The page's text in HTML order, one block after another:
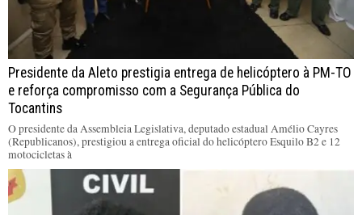
Presidente da Aleto prestigia entrega de helicóptero à PM-TO
e reforça compromisso com a Segurança Pública do
Tocantins
O presidente da Assembleia Legislativa, deputado estadual Amélio Cayres
(Republicanos), prestigiou a entrega oficial do helicóptero Esquilo B2 e 12
motocicletas à